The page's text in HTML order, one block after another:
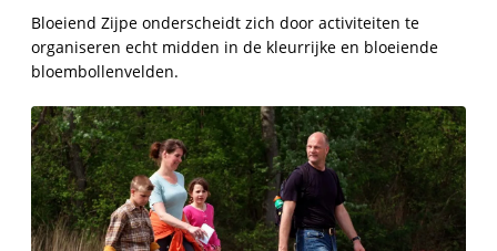
Bloeiend Zijpe onderscheidt zich door activiteiten te
organiseren echt midden in de kleurrijke en bloeiende
bloembollenvelden.